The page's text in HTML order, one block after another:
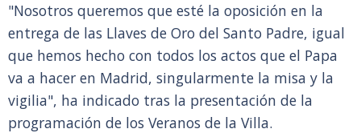
"Nosotros queremos que esté la oposición en la
entrega de las Llaves de Oro del Santo Padre, igual
que hemos hecho con todos los actos que el Papa
va a hacer en Madrid, singularmente la misa y la
vigilia", ha indicado tras la presentación de la
programación de los Veranos de la Villa.